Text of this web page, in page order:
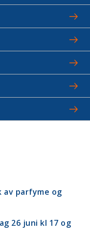
av parfyme og
26 juni kl 17 og